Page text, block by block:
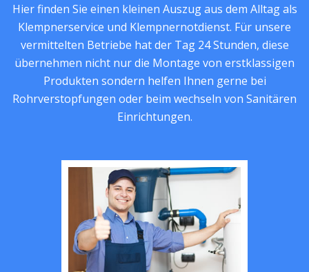
Hier finden Sie einen kleinen Auszug aus dem Alltag als
Klempnerservice und Klempnernotdienst. Für unsere
vermittelten Betriebe hat der Tag 24 Stunden, diese
übernehmen nicht nur die Montage von erstklassigen
Produkten sondern helfen Ihnen gerne bei
Rohrverstopfungen oder beim wechseln von Sanitären
Einrichtungen.